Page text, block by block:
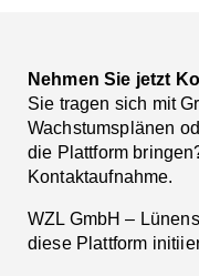
Nehmen Sie jetzt
Sie tragen sich mit
Wachstumsplänen
die Plattform
Kontaktaufnahme.
WZL GmbH –
diese Plattform